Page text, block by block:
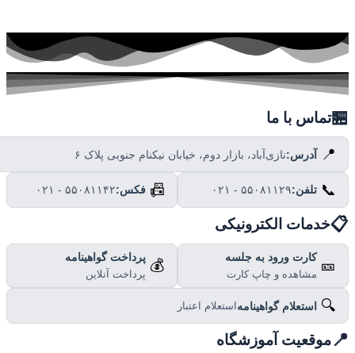
تماس با ما
📍 آدرس:نازی‌آباد، بازار دوم، خیابان نیکنام جنوبی پلاک ۶
📞 تلفن:۰۲۱ - ۵۵۰۸۱۱۲۹ 📠 فکس:۰۲۱ - ۵۵۰۸۱۱۴۲
خدمات الکترونیکی
🎫 کارت ورود به جلسه
مشاهده و چاپ کارت
💰 پرداخت گواهینامه
پرداخت آنلاین
🔍 استعلام گواهینامهاستعلام اعتبار
موقعیت آموزشگاه